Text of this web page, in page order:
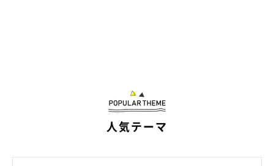
しつこくなりすぎると、先住猫たちから叱られることも多々ある
というモフくん。ただ、「天真爛漫で猪突猛進なタイプ」なた
め、叱られてもまったく気にしていない様子だそうです。
人気テーマ